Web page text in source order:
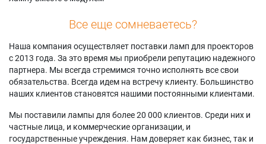
Все еще сомневаетесь?
Наша компания осуществляет поставки ламп для проекторов
с 2013 года. За это время мы приобрели репутацию надежного
партнера. Мы всегда стремимся точно исполнять все свои
обязательства. Всегда идем на встречу клиенту. Большинство
наших клиентов становятся нашими постоянными клиентами.
Мы поставили лампы для более 20 000 клиентов. Среди них и
частные лица, и коммерческие организации, и
государственные учреждения. Нам доверяет как бизнес, так и